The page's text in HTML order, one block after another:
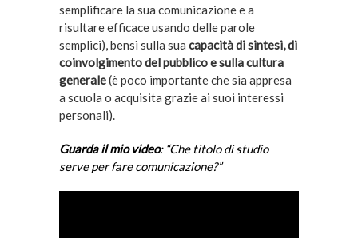
semplificare la sua comunicazione e a
risultare efficace usando delle parole
semplici), bensì sulla sua capacità di sintesi, di
coinvolgimento del pubblico e sulla cultura
generale(è poco importante che sia appresa
a scuola o acquisita grazie ai suoi interessi
personali).
Guarda il mio video: “Che titolo di studio
serve per fare comunicazione?”